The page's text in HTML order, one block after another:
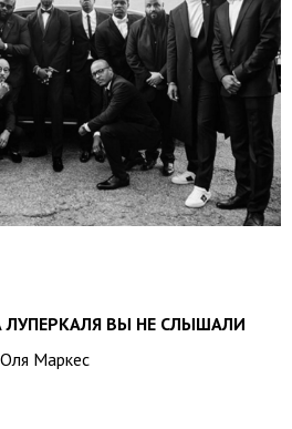
ЛУПЕРКАЛЯ ВЫ НЕ СЛЫШАЛИ
Оля Маркес